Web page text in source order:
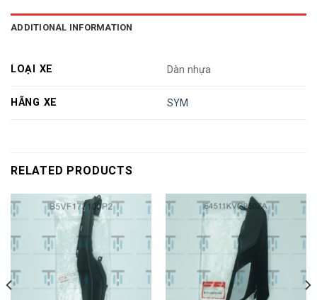
ADDITIONAL INFORMATION
LOẠI XE Dàn nhựa
HÃNG XE SYM
RELATED PRODUCTS